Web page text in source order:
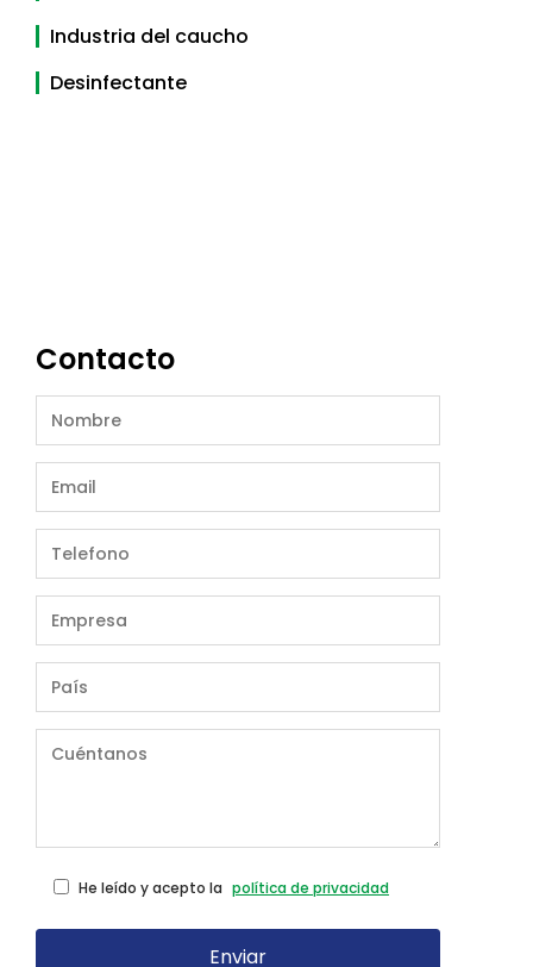
Industria del caucho
Desinfectante
Contacto
He leído y acepto la política de privacidad